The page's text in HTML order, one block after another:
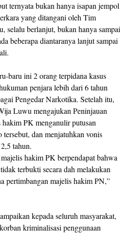
ternyata bukan hanya isapan jempol
yang ditangani oleh Tim
berlanjut, bukan hanya sampai
beberapa diantaranya lanjut sampai
baru ini 2 orang terpidana kasus
penjara lebih dari 6 tahun
Pengedar Narkotika. Setelah itu,
Luwu mengajukan Peninjauan
PK menganulir putusan
dan menjatuhkan vonis
tahun.
hakim PK berpendapat bahwa
terbukti secara dah melakukan
pertimbangan majelis hakim PN,”
kepada seluruh masyarakat,
kriminalisasi penggunaan